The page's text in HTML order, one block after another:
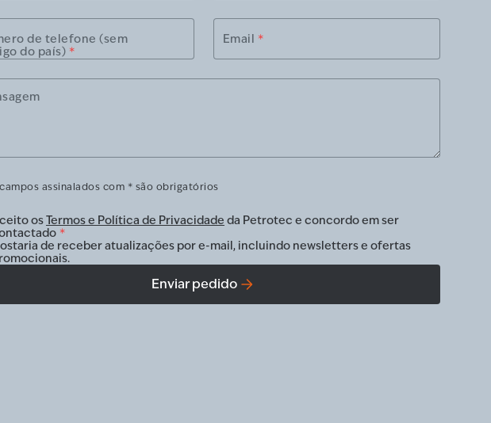
de telefone (sem
do país) *
Email *
assinalados com * são obrigatórios
osTermos e Política de Privacidade da Petrotec e concordo em ser
*
de receber atualizações por e-mail, incluindo newsletters e ofertas
Enviar pedido